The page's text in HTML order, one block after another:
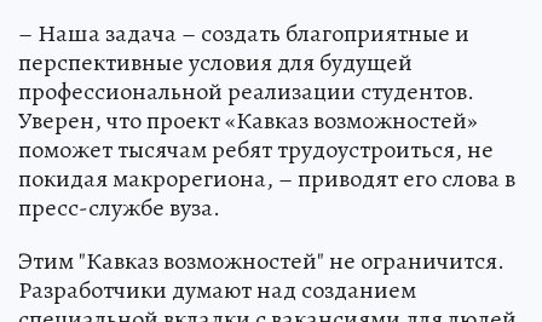
– Наша задача – создать благоприятные и
перспективные условия для будущей
профессиональной реализации студентов.
Уверен, что проект «Кавказ возможностей»
поможет тысячам ребят трудоустроиться, не
покидая макрорегиона, – приводят его слова в
пресс-службе вуза.
Этим "Кавказ возможностей" не ограничится.
Разработчики думают над созданием